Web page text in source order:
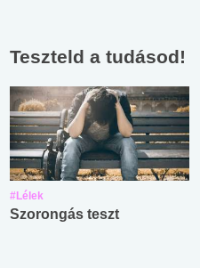
Teszteld a tudásod!
#Lélek
Szorongás teszt